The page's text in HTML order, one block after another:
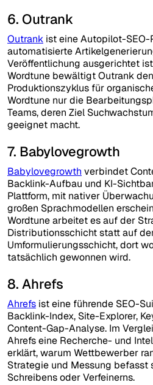
6. Outrank
Outrank ist eine Autopilot-SEO-
automatisierte
Veröffentlichung ausgerichtet
Wordtune bewältigt Outrank
Produktionszyklus für
Wordtune nur die
Teams, deren Ziel
geeignet macht.
7. Babylovegrowth
Babylovegrowth verbindet
Backlink-Aufbau und KI-
Plattform, mit nativer
großen Sprachmodellen
Wordtune arbeitet es auf der
Distributionsschicht statt auf
Umformulierungsschicht, dort
tatsächlich gewonnen wird.
8. Ahrefs
Ahrefs ist eine führende SEO-
Backlink-Index, Site-Explorer,
Content-Gap-Analyse. Im
Ahrefs eine Recherche- und
erklärt, warum Wettbewerber
Strategie und Messung
Schreibens oder Verfeinerns.